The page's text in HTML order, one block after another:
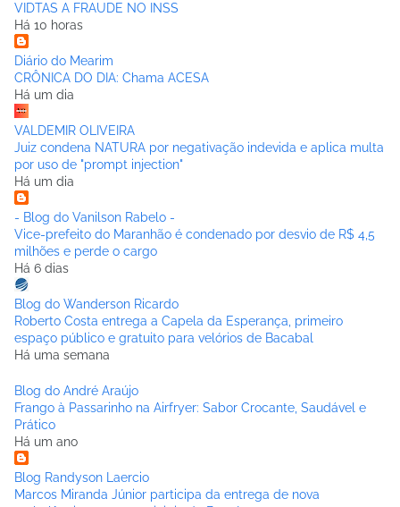
VIDTAS A FRAUDE NO INSS
Há 10 horas
Diário do Mearim
CRÔNICA DO DIA: Chama ACESA
Há um dia
VALDEMIR OLIVEIRA
Juiz condena NATURA por negativação indevida e aplica multa
por uso de "prompt injection"
Há um dia
- Blog do Vanilson Rabelo -
Vice-prefeito do Maranhão é condenado por desvio de R$ 4,5
milhões e perde o cargo
Há 6 dias
Blog do Wanderson Ricardo
Roberto Costa entrega a Capela da Esperança, primeiro
espaço público e gratuito para velórios de Bacabal
Há uma semana
Blog do André Araújo
Frango à Passarinho na Airfryer: Sabor Crocante, Saudável e
Prático
Há um ano
Blog Randyson Laercio
Marcos Miranda Júnior participa da entrega de nova